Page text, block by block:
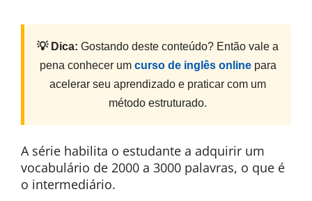
💡 Dica: Gostando deste conteúdo? Então vale a
pena conhecer um curso de inglês onlinepara
acelerar seu aprendizado e praticar com um
método estruturado.
A série habilita o estudante a adquirir um
vocabulário de 2000 a 3000 palavras, o que é
o intermediário.